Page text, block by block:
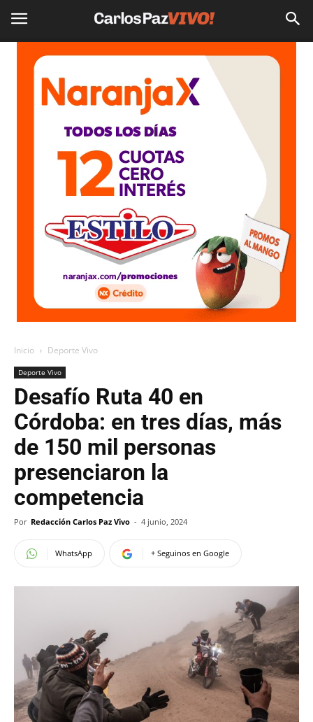
Inicio Deporte Vivo
Deporte Vivo
Desafío Ruta 40 en
Córdoba: en tres días, más
de 150 mil personas
presenciaron la
competencia
Por Redacción Carlos Paz Vivo - 4 junio, 2024
WhatsApp + Seguinos en Google